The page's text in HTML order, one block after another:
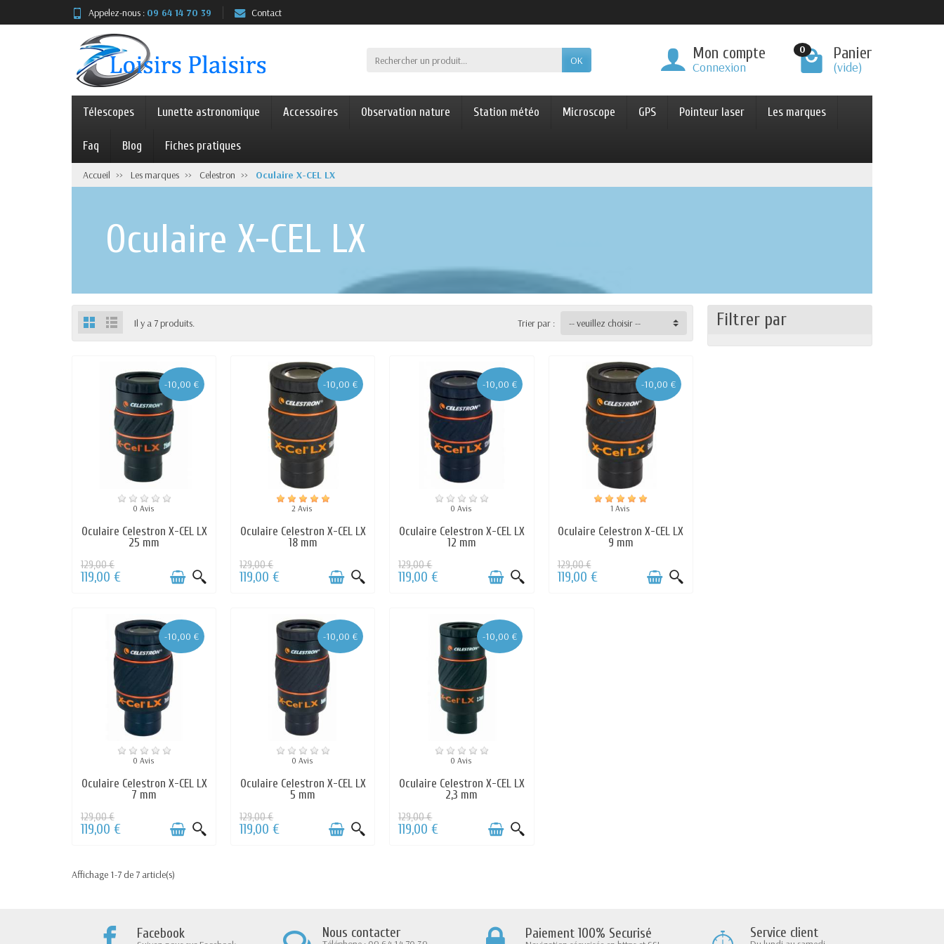
Appelez-nous : 09 64 14 70 39 Contact
OK Mon compte
Connexion
0 Panier
(vide)
Télescopes Lunette astronomique Accessoires Observation nature Station météo Microscope GPS Pointeur laser Les marques
Faq Blog Fiches pratiques
Accueil Les marques Celestron Oculaire X-CEL LX
Oculaire X-CEL LX
Il y a 7 produits. Trier par : -- veuillez choisir --
-10,00 €
0 Avis
Oculaire Celestron X-CEL LX
25 mm
129,00 €
119,00 €
-10,00 €
2 Avis
Oculaire Celestron X-CEL LX
18 mm
129,00 €
119,00 €
-10,00 €
0 Avis
Oculaire Celestron X-CEL LX
12 mm
129,00 €
119,00 €
-10,00 €
1 Avis
Oculaire Celestron X-CEL LX
9 mm
129,00 €
119,00 €
-10,00 €
0 Avis
Oculaire Celestron X-CEL LX
7 mm
129,00 €
119,00 €
-10,00 €
0 Avis
Oculaire Celestron X-CEL LX
5 mm
129,00 €
119,00 €
-10,00 €
0 Avis
Oculaire Celestron X-CEL LX
2,3 mm
129,00 €
119,00 €
Affichage 1-7 de 7 article(s)
Filtrer par
Facebook Nous contacter Paiement 100% Securisé Service client